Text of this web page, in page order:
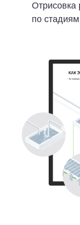
Отрисовка
по стадиям